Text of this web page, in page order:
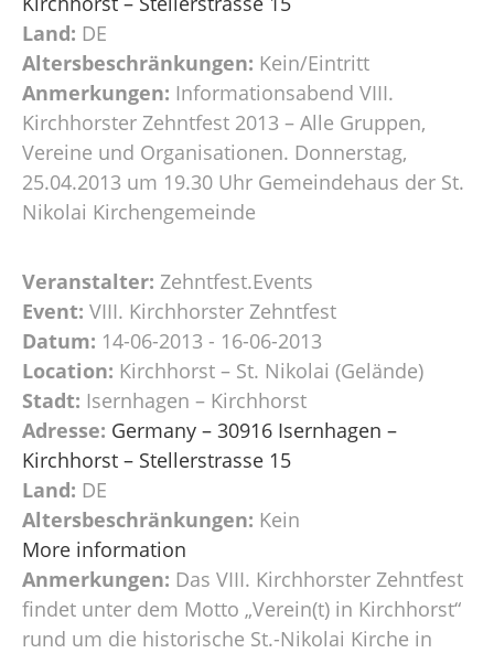
Land: DE
Altersbeschränkungen: Kein/Eintritt
Anmerkungen: Informationsabend VIII.
Kirchhorster Zehntfest 2013 – Alle Gruppen,
Vereine und Organisationen. Donnerstag,
25.04.2013 um 19.30 Uhr Gemeindehaus der St.
Nikolai Kirchengemeinde
Veranstalter: Zehntfest.Events
Event: VIII. Kirchhorster Zehntfest
Datum: 14-06-2013 - 16-06-2013
Location: Kirchhorst – St. Nikolai (Gelände)
Stadt: Isernhagen – Kirchhorst
Adresse: Germany – 30916 Isernhagen –
Kirchhorst – Stellerstrasse 15
Land: DE
Altersbeschränkungen: Kein
More information
Anmerkungen: Das VIII. Kirchhorster Zehntfest
findet unter dem Motto „Verein(t) in Kirchhorst“
rund um die historische St.-Nikolai Kirche in